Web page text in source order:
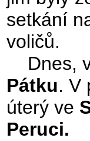
setkání
voličů.
Dnes, v
Pátku. V
úterý ve
Peruci.